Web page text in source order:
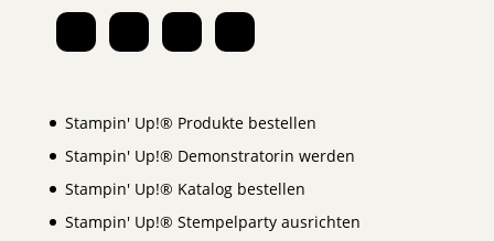
Stampin' Up!® Produkte bestellen
Stampin' Up!® Demonstratorin werden
Stampin' Up!® Katalog bestellen
Stampin' Up!® Stempelparty ausrichten